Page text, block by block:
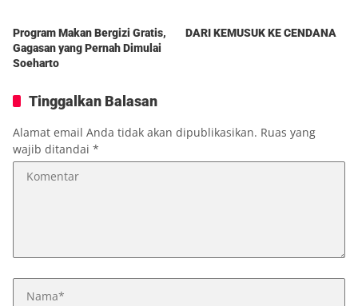
Program Makan Bergizi Gratis,
Gagasan yang Pernah Dimulai
Soeharto
DARI KEMUSUK KE CENDANA
Tinggalkan Balasan
Alamat email Anda tidak akan dipublikasikan. Ruas yang
wajib ditandai *